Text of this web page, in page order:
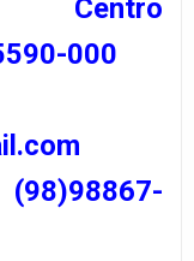
Centro
000